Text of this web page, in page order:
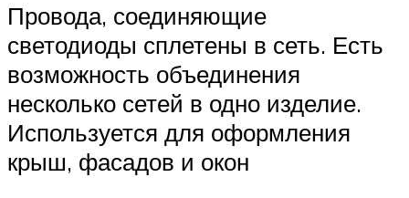
Провода, соединяющие
светодиоды сплетены в сеть. Есть
возможность объединения
несколько сетей в одно изделие.
Используется для оформления
крыш, фасадов и окон